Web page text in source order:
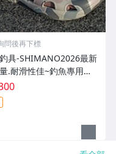
問後再下標
具-SHIMANO2026最新
.耐滑性佳~釣魚專用布
FS-091I特價1300元